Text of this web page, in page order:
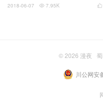

2018-06-07  7.95K
© 2026 漫夜
川公网安